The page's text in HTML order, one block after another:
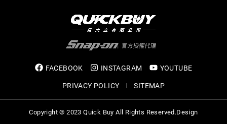
FACEBOOK INSTAGRAM YOUTUBE
PRIVACY POLICY SITEMAP
Copyright © 2023 Quick Buy All Rights Reserved.Design